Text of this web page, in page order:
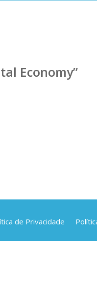
Economy”
de Privacidade